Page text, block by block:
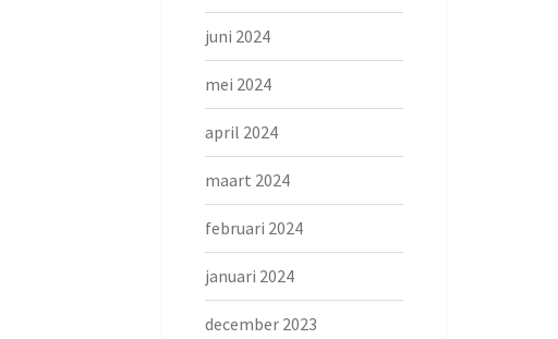
juni 2024
mei 2024
april 2024
maart 2024
februari 2024
januari 2024
december 2023